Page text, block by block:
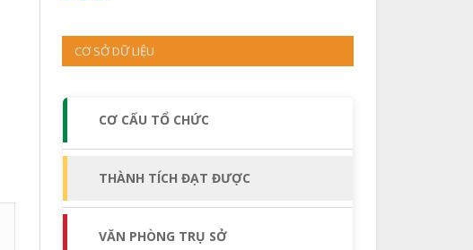
CƠ SỞ DỮ LIỆU
CƠ CẤU TỔ CHỨC
THÀNH TÍCH ĐẠT ĐƯỢC
VĂN PHÒNG TRỤ SỞ